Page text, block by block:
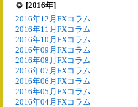
[2016年]
2016年12月FXコラム
2016年11月FXコラム
2016年10月FXコラム
2016年09月FXコラム
2016年08月FXコラム
2016年07月FXコラム
2016年06月FXコラム
2016年05月FXコラム
2016年04月FXコラム